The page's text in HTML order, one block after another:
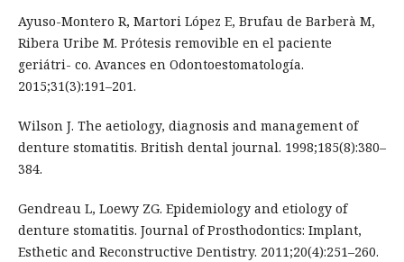
Ayuso-Montero R, Martori López E, Brufau de Barberà M,
Ribera Uribe M. Prótesis removible en el paciente
geriátri- co. Avances en Odontoestomatología.
2015;31(3):191–201.
Wilson J. The aetiology, diagnosis and management of
denture stomatitis. British dental journal. 1998;185(8):380–
384.
Gendreau L, Loewy ZG. Epidemiology and etiology of
denture stomatitis. Journal of Prosthodontics: Implant,
Esthetic and Reconstructive Dentistry. 2011;20(4):251–260.